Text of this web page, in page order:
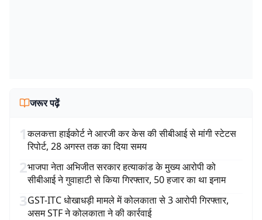
जरूर पढ़ें
1कलकत्ता हाईकोर्ट ने आरजी कर केस की सीबीआई से मांगी स्टेटस
रिपोर्ट, 28 अगस्त तक का दिया समय
2भाजपा नेता अभिजीत सरकार हत्याकांड के मुख्य आरोपी को
सीबीआई ने गुवाहाटी से किया गिरफ्तार, 50 हजार का था इनाम
3GST-ITC धोखाधड़ी मामले में कोलकाता से 3 आरोपी गिरफ्तार,
असम STF ने कोलकाता ने की कार्रवाई